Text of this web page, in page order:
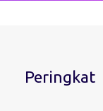
Peringkat